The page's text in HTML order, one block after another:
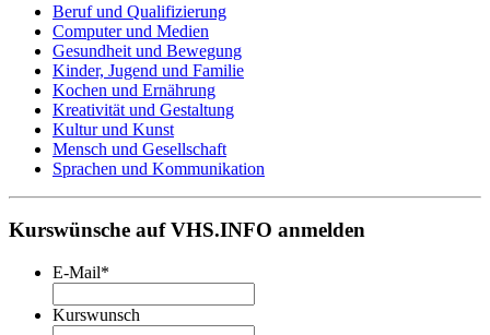
Beruf und Qualifizierung
Computer und Medien
Gesundheit und Bewegung
Kinder, Jugend und Familie
Kochen und Ernährung
Kreativität und Gestaltung
Kultur und Kunst
Mensch und Gesellschaft
Sprachen und Kommunikation
Kurswünsche auf VHS.INFO anmelden
E-Mail*
Kurswunsch